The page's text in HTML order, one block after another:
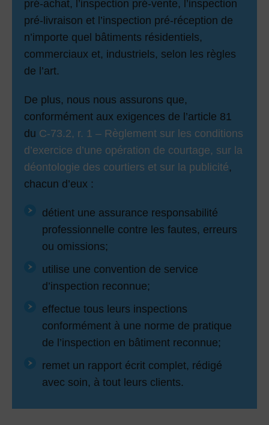
pré-achat, l’inspection pré-vente, l’inspection
pré-livraison et l’inspection pré-réception de
n’importe quel bâtiments résidentiels,
commerciaux et, industriels, selon les règles
de l’art.
De plus, nous nous assurons que,
conformément aux exigences de l’article 81
du C-73.2, r. 1 – Règlement sur les conditions
d’exercice d’une opération de courtage, sur la
déontologie des courtiers et sur la publicité,
chacun d’eux :
détient une assurance responsabilité
professionnelle contre les fautes, erreurs
ou omissions;
utilise une convention de service
d’inspection reconnue;
effectue tous leurs inspections
conformément à une norme de pratique
de l’inspection en bâtiment reconnue;
remet un rapport écrit complet, rédigé
avec soin, à tout leurs clients.